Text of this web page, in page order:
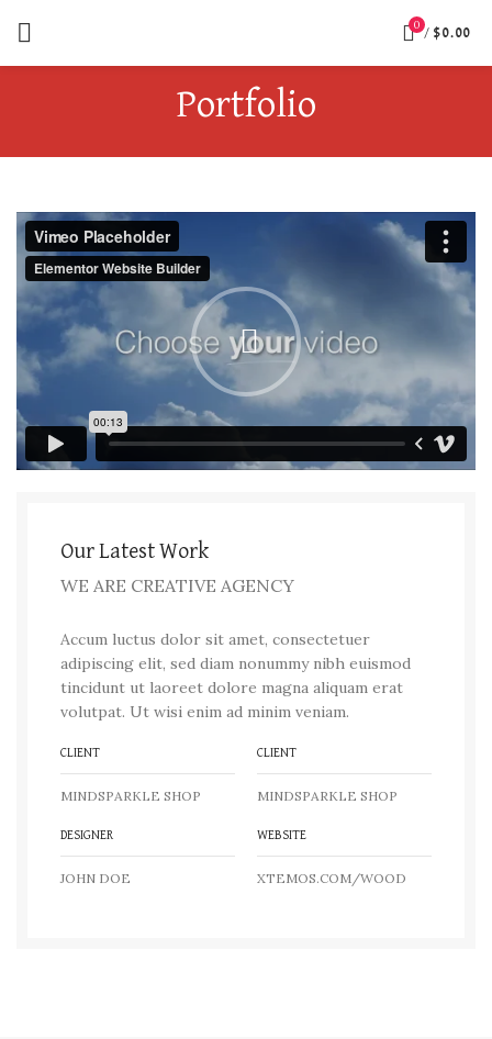
0
/ $0.00
Portfolio
Our Latest Work
WE ARE CREATIVE AGENCY
Accum luctus dolor sit amet, consectetuer
adipiscing elit, sed diam nonummy nibh euismod
tincidunt ut laoreet dolore magna aliquam erat
volutpat. Ut wisi enim ad minim veniam.
CLIENT
MINDSPARKLE SHOP
CLIENT
MINDSPARKLE SHOP
DESIGNER
JOHN DOE
WEBSITE
XTEMOS.COM/WOOD